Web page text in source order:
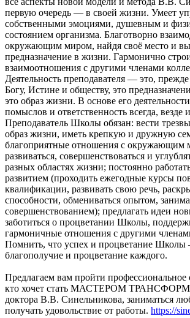
первую очередь — в своей жизни. Умеет
собственными эмоциями, душевным и
состоянием организма. Благотворно
окружающим миром, найдя своё место и
предназначение в жизни. Гармонично
взаимоотношения с другими членами
Деятельность преподавателя — это,
Богу, Истине и обществу, это
это образ жизни. В основе его
помыслов и ответственность всегда, везде
Преподаватель Школы обязан: вести
образ жизни, иметь крепкую и дружную
благоприятные отношения с окружающим
развиваться, совершенствоваться и
разных областях жизни; постоянно
развитием (проходить ежегодные курсы
квалификации, развивать свою речь,
способности, обмениваться опытом,
совершенствованием); предлагать идеи
заботиться о процветании Школы,
гармоничные отношения с другими
Помнить, что успех и процветание Школы
благополучие и процветание каждого.
Предлагаем вам пройти профессиональное
кто хочет стать МАСТЕРОМ
доктора В.В. Синельникова, заниматься
получать удовольствие от работы. https://